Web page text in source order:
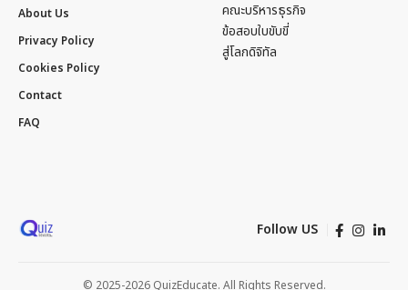
About Us
Privacy Policy
Cookies Policy
Contact
FAQ
คณะบริหารธุรกิจ
ข้อสอบใบขับขี่
สู่โลกดิจิทัล
Follow US
© 2025-2026 QuizEducate. All Rights Reserved.